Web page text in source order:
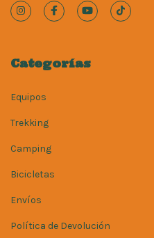
Categorías
Equipos
Trekking
Camping
Bicicletas
Envíos
Política de Devolución